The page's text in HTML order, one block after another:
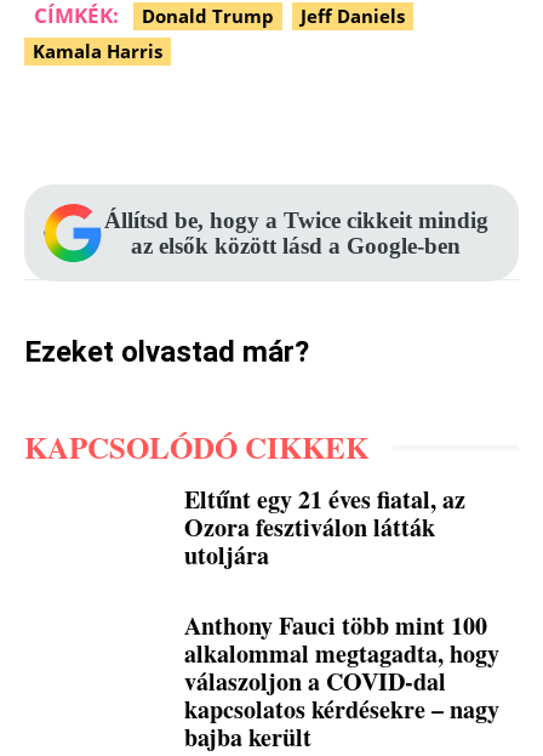
CÍMKÉK: Donald Trump
Jeff Daniels
Kamala Harris
Állítsd be, hogy a Twice cikkeit mindig
az elsők között lásd a Google-ben
Ezeket olvastad már?
KAPCSOLÓDÓ CIKKEK
Eltűnt egy 21 éves fiatal, az
Ozora fesztiválon látták
utoljára
Anthony Fauci több mint 100
alkalommal megtagadta, hogy
válaszoljon a COVID-dal
kapcsolatos kérdésekre – nagy
bajba került